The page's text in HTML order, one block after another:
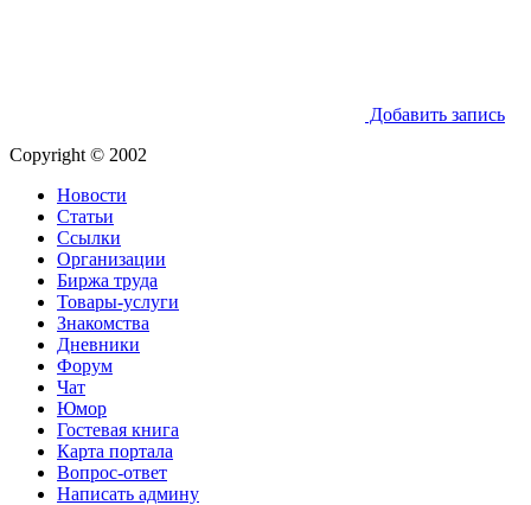
Добавить запись
Copyright © 2002
Новости
Статьи
Ссылки
Организации
Биржа труда
Товары-услуги
Знакомства
Дневники
Форум
Чат
Юмор
Гостевая книга
Карта портала
Вопрос-ответ
Написать админу